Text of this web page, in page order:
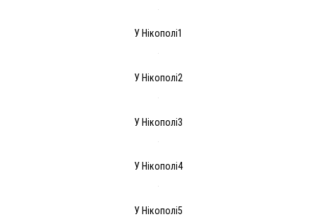
У Нікополі1
У Нікополі2
У Нікополі3
У Нікополі4
У Нікополі5